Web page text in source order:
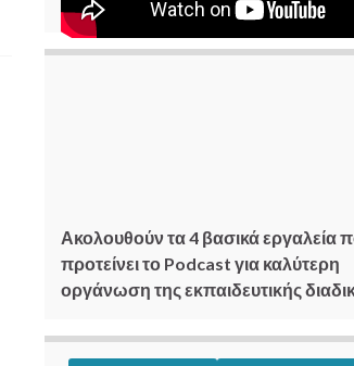
Ακολουθούν τα 4 βασικά εργαλεία
προτείνει το Podcast για καλύτερη
οργάνωση της εκπαιδευτικής